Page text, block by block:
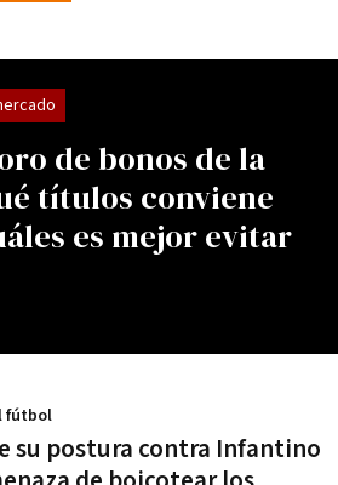
de bonos de la
títulos conviene
es mejor evitar
su postura contra Infantino
fútbol